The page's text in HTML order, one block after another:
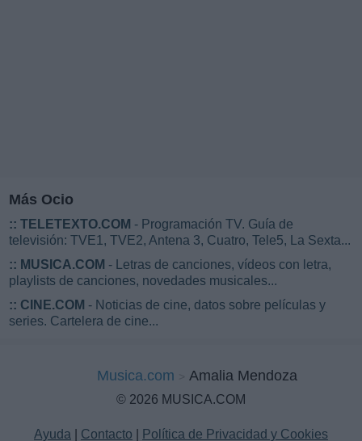
Más Ocio
:: TELETEXTO.COM - Programación TV. Guía de
televisión: TVE1, TVE2, Antena 3, Cuatro, Tele5, La Sexta...
:: MUSICA.COM - Letras de canciones, vídeos con letra,
playlists de canciones, novedades musicales...
:: CINE.COM - Noticias de cine, datos sobre películas y
series. Cartelera de cine...
Musica.com Amalia Mendoza
© 2026 MUSICA.COM
Ayuda Contacto Política de Privacidad y Cookies